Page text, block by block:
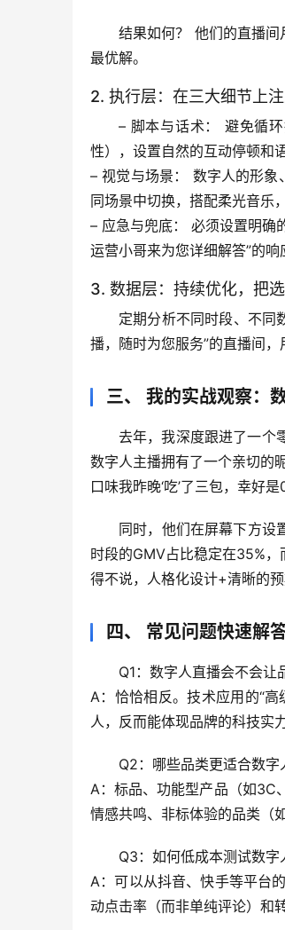
结果如何？ 他们的直播间
最优解。
2. 执行层：在三大细节上
– 脚本与话术：
避免循
性），设置自然的互动停顿和
– 视觉与场景：
数字人的形象
同场景中切换，搭配柔光音乐，
– 应急与兜底： 必须设置明确
运营小哥来为您详细解答”的响
3. 数据层：持续优化，把
定期分析不同时段、不同
播，随时为您服务”的直播间，
三、 我的实战观察：
去年，我深度跟进了一个
数字人主播拥有了一个亲切的
口味我昨晚‘吃’了三包，幸好是
同时，他们在屏幕下方设
时段的GMV占比稳定在35%
得不说， 人格化设计+清晰的
四、 常见问题快速解
Q1：数字人直播会不会让
A：恰恰相反。技术应用的“高
人，反而能体现品牌的科技实
Q2：哪些品类更适合数字
A：标品、功能型产品（如3C
情感共鸣、非标体验的品类（
Q3：如何低成本测试数字
A：可以从抖音、快手等平台
动点击率（而非单纯评论）和